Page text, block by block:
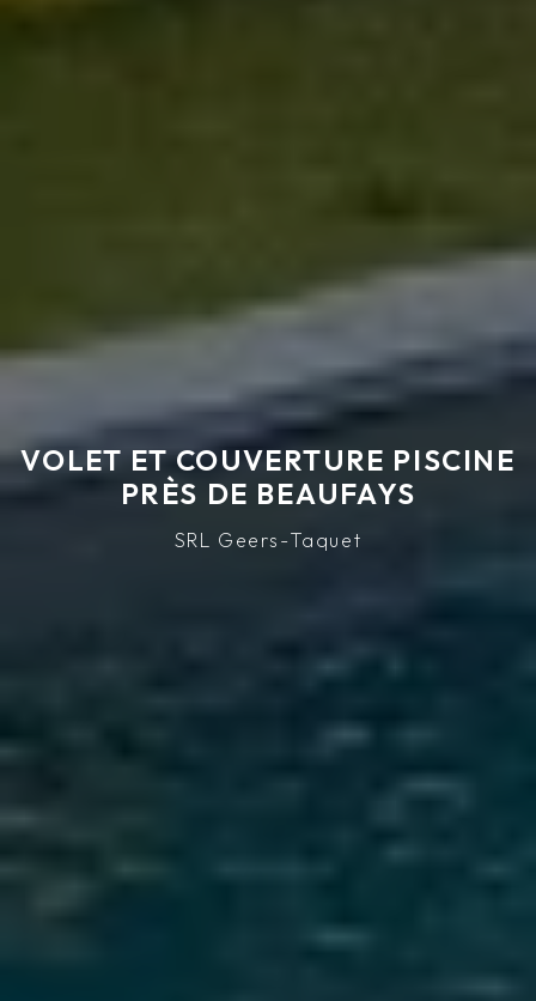
VOLET ET COUVERTURE PISCINE
PRÈS DE BEAUFAYS
SRL Geers-Taquet